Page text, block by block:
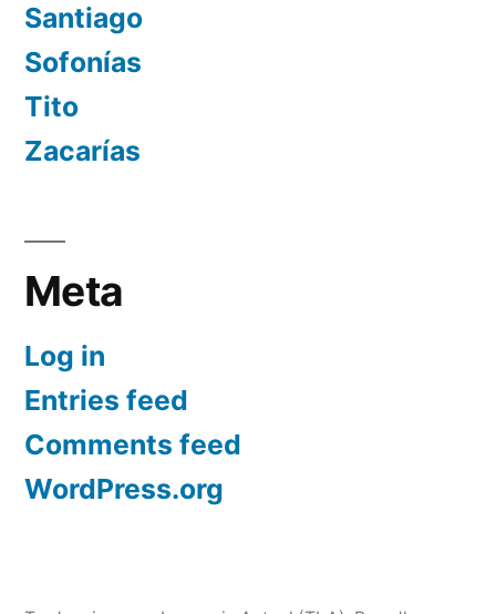
Santiago
Sofonías
Tito
Zacarías
Meta
Log in
Entries feed
Comments feed
WordPress.org